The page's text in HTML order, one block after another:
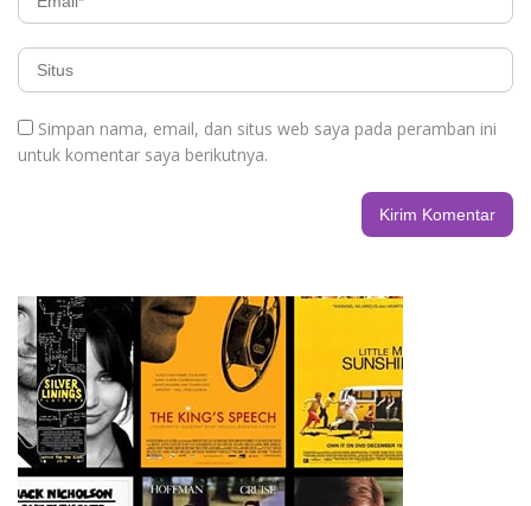
Simpan nama, email, dan situs web saya pada peramban ini
untuk komentar saya berikutnya.